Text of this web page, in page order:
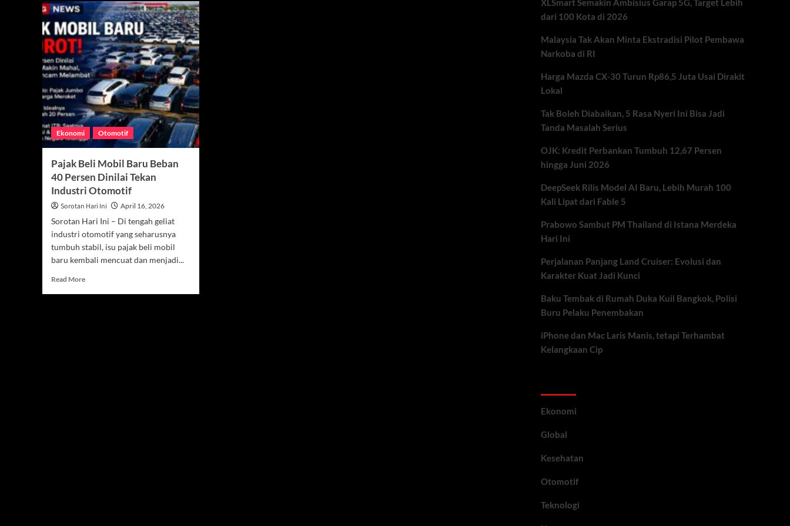
Ekonomi Otomotif
Pajak Beli Mobil Baru Beban
40 Persen Dinilai Tekan
Industri Otomotif
Sorotan Hari Ini April 16, 2026
Sorotan Hari Ini – Di tengah geliat
industri otomotif yang seharusnya
tumbuh stabil, isu pajak beli mobil
baru kembali mencuat dan menjadi...
Read MoreRead
dari 100 Kota di 2026
Malaysia Tak Akan Minta Ekstradisi Pilot Pembawa
Narkoba di RI
Harga Mazda CX-30 Turun Rp86,5 Juta Usai Dirakit
Lokal
Tak Boleh Diabaikan, 5 Rasa Nyeri Ini Bisa Jadi
Tanda Masalah Serius
OJK: Kredit Perbankan Tumbuh 12,67 Persen
hingga Juni 2026
DeepSeek Rilis Model AI Baru, Lebih Murah 100
Kali Lipat dari Fable 5
Prabowo Sambut PM Thailand di Istana Merdeka
Hari Ini
Perjalanan Panjang Land Cruiser: Evolusi dan
Karakter Kuat Jadi Kunci
Baku Tembak di Rumah Duka Kuil Bangkok, Polisi
Buru Pelaku Penembakan
iPhone dan Mac Laris Manis, tetapi Terhambat
Kelangkaan Cip
Ekonomi
Global
Kesehatan
Otomotif
Teknologi